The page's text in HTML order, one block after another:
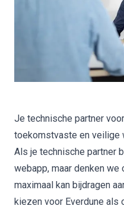
Je technische partner
toekomstvaste en veilige
Als je technische partner
webapp, maar denken
maximaal kan bijdragen
kiezen voor Everdune als